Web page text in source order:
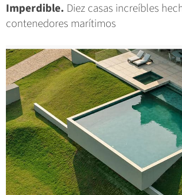
Imperdible. Diez casas increíbles
contenedores marítimos